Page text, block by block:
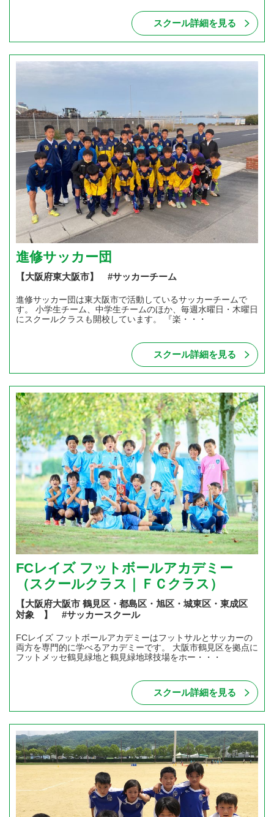
スクール詳細を見る
進修サッカー団
【大阪府東大阪市】 #サッカーチーム
進修サッカー団は東大阪市で活動しているサッカーチームで
す。 小学生チーム、中学生チームのほか、毎週水曜日・木曜日
にスクールクラスも開校しています。 『楽・・・
スクール詳細を見る
FCレイズ フットボールアカデミー
（スクールクラス｜ＦＣクラス）
【大阪府大阪市 鶴見区・都島区・旭区・城東区・東成区
対象 】 #サッカースクール
FCレイズ フットボールアカデミーはフットサルとサッカーの
両方を専門的に学べるアカデミーです。 大阪市鶴見区を拠点に
フットメッセ鶴見緑地と鶴見緑地球技場をホー・・・
スクール詳細を見る